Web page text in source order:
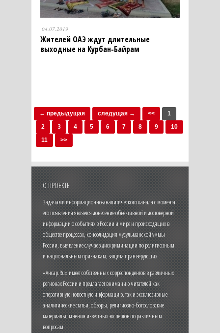
04.07.2019
Жителей ОАЭ ждут длительные
выходные на Курбан-Байрам
← предыдущая следущая → <<
1
2
3 4 5 6 7 8 9
10
11
>>
О ПРОЕКТЕ
Задачами информационно-аналитического канала с момента
его появления является донесение объективной и достоверной
информации о событиях в России и мире и происходящих в
обществе процессах, консолидация мусульманской уммы
России, выявление случаев дискриминации по религиозным
и национальным признакам, защита прав верующих.
«Ансар.Ru» имеет собственных корреспондентов в различных
регионах России и предлагает вниманию читателей как
оперативную новостную информацию, так и эксклюзивные
аналитические статьи, обзоры, религиозно-богословские
материалы, мнения известных экспертов по различным
вопросам.